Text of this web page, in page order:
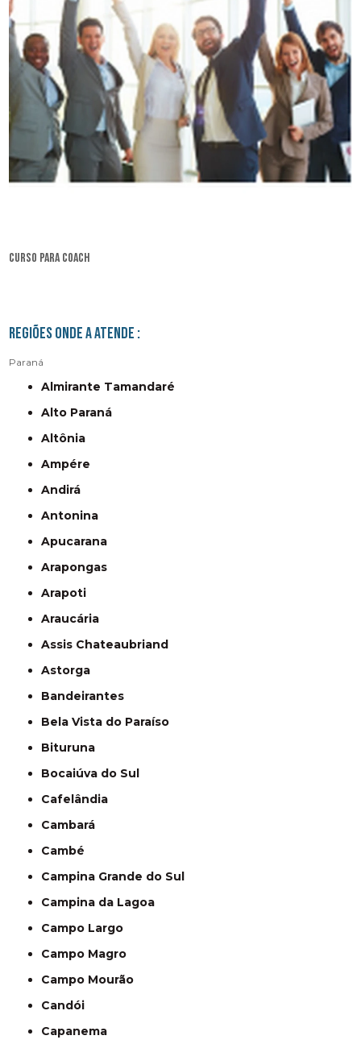
curso para coach
Regiões onde a atende :
Paraná
Almirante Tamandaré
Alto Paraná
Altônia
Ampére
Andirá
Antonina
Apucarana
Arapongas
Arapoti
Araucária
Assis Chateaubriand
Astorga
Bandeirantes
Bela Vista do Paraíso
Bituruna
Bocaiúva do Sul
Cafelândia
Cambará
Cambé
Campina Grande do Sul
Campina da Lagoa
Campo Largo
Campo Magro
Campo Mourão
Candói
Capanema